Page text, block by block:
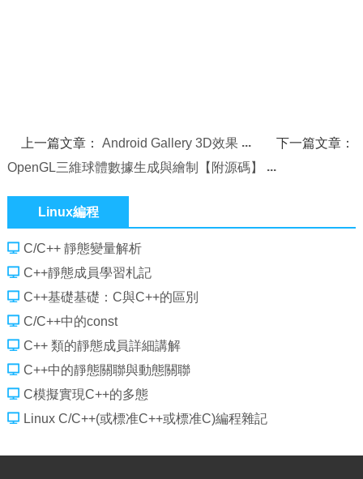
上一篇文章：Android Gallery 3D效果
下一篇文章：
OpenGL三維球體數據生成與繪制【附源碼】
Linux編程
C/C++ 靜態變量解析
C++靜態成員學習札記
C++基礎基礎：C與C++的區別
C/C++中的const
C++ 類的靜態成員詳細講解
C++中的靜態關聯與動態關聯
C模擬實現C++的多態
Linux C/C++(或標准C++或標准C)編程雜記